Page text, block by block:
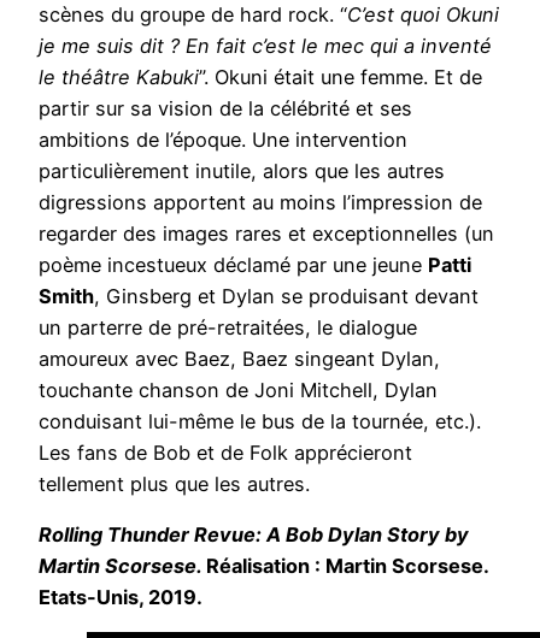
scènes du groupe de hard rock. “C’est quoi Okuni
je me suis dit ? En fait c’est le mec qui a inventé
le théâtre Kabuki”. Okuni était une femme. Et de
partir sur sa vision de la célébrité et ses
ambitions de l’époque. Une intervention
particulièrement inutile, alors que les autres
digressions apportent au moins l’impression de
regarder des images rares et exceptionnelles (un
poème incestueux déclamé par une jeune Patti
Smith, Ginsberg et Dylan se produisant devant
un parterre de pré-retraitées, le dialogue
amoureux avec Baez, Baez singeant Dylan,
touchante chanson de Joni Mitchell, Dylan
conduisant lui-même le bus de la tournée, etc.).
Les fans de Bob et de Folk apprécieront
tellement plus que les autres.
Rolling Thunder Revue: A Bob Dylan Story by
Martin Scorsese. Réalisation : Martin Scorsese.
Etats-Unis, 2019.